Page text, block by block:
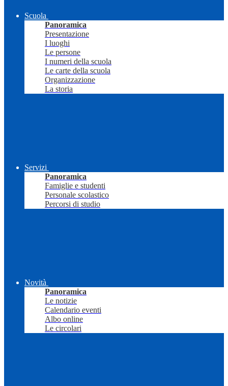
Scuola
Panoramica
Presentazione
I luoghi
Le persone
I numeri della scuola
Le carte della scuola
Organizzazione
La storia
Servizi
Panoramica
Famiglie e studenti
Personale scolastico
Percorsi di studio
Novità
Panoramica
Le notizie
Calendario eventi
Albo online
Le circolari